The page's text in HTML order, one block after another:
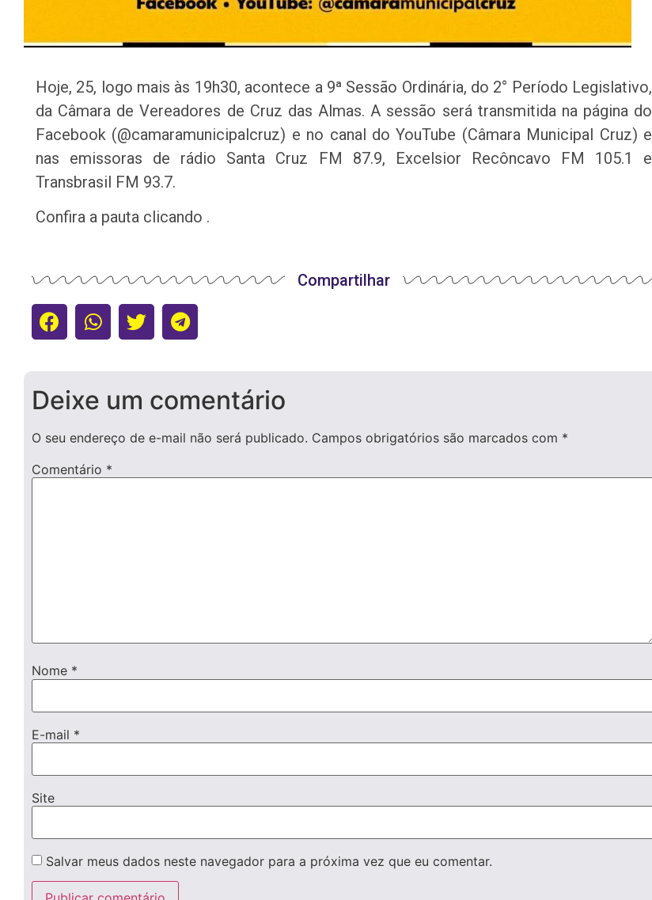
Hoje, 25, logo mais às 19h30, acontece a 9ª Sessão Ordinária, do 2° Período Legislativo,
da Câmara de Vereadores de Cruz das Almas. A sessão será transmitida na página do
Facebook (@camaramunicipalcruz) e no canal do YouTube (Câmara Municipal Cruz) e
nas emissoras de rádio Santa Cruz FM 87.9, Excelsior Recôncavo FM 105.1 e
Transbrasil FM 93.7.
Confira a pauta clicando .
Compartilhar
Deixe um comentário
O seu endereço de e-mail não será publicado. Campos obrigatórios são marcados com *
Comentário *
Nome *
E-mail *
Site
Salvar meus dados neste navegador para a próxima vez que eu comentar.